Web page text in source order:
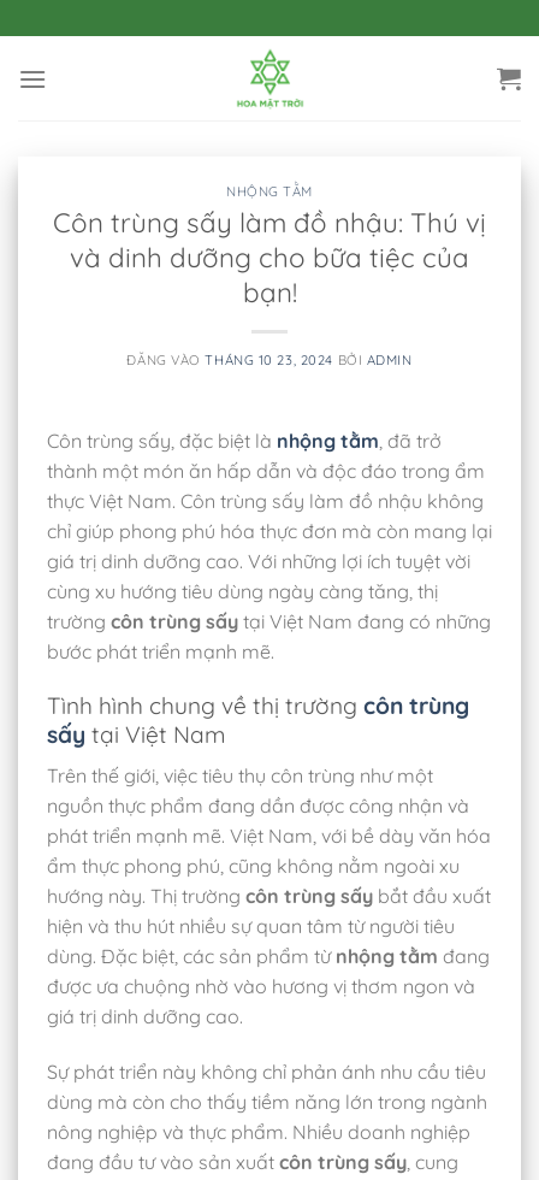
qua
nội
NHỘNG TẰM
Côn trùng sấy làm đồ nhậu: Thú vị
và dinh dưỡng cho bữa tiệc của
bạn!
ĐĂNG VÀOTHÁNG 10 23, 2024 BỞI ADMIN
Côn trùng sấy, đặc biệt là nhộng tằm , đã trở
thành một món ăn hấp dẫn và độc đáo trong ẩm
thực Việt Nam. Côn trùng sấy làm đồ nhậu không
chỉ giúp phong phú hóa thực đơn mà còn mang lại
giá trị dinh dưỡng cao. Với những lợi ích tuyệt vời
cùng xu hướng tiêu dùng ngày càng tăng, thị
trường côn trùng sấy tại Việt Nam đang có những
bước phát triển mạnh mẽ.
Tình hình chung về thị trường côn trùng
sấy tại Việt Nam
Trên thế giới, việc tiêu thụ côn trùng như một
nguồn thực phẩm đang dần được công nhận và
phát triển mạnh mẽ. Việt Nam, với bề dày văn hóa
ẩm thực phong phú, cũng không nằm ngoài xu
hướng này. Thị trường côn trùng sấy bắt đầu xuất
hiện và thu hút nhiều sự quan tâm từ người tiêu
dùng. Đặc biệt, các sản phẩm từ nhộng tằm đang
được ưa chuộng nhờ vào hương vị thơm ngon và
giá trị dinh dưỡng cao.
Sự phát triển này không chỉ phản ánh nhu cầu tiêu
dùng mà còn cho thấy tiềm năng lớn trong ngành
nông nghiệp và thực phẩm. Nhiều doanh nghiệp
đang đầu tư vào sản xuất côn trùng sấy , cung